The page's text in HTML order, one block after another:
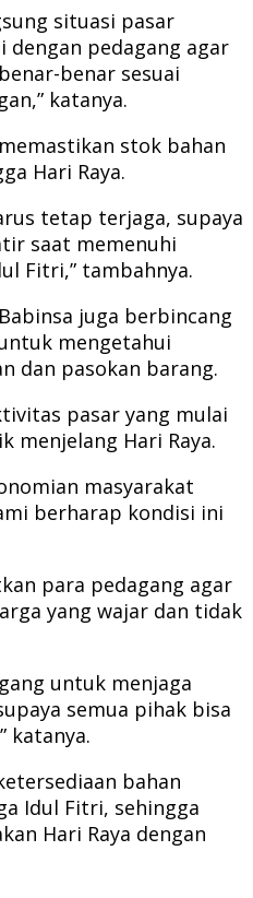
situasi pasar
dengan pedagang agar
benar sesuai
katanya.
stok bahan
Hari Raya.
tetap terjaga, supaya
saat memenuhi
Fitri,” tambahnya.
juga berbincang
mengetahui
dan pasokan barang.
pasar yang mulai
menjelang Hari Raya.
masyarakat
berharap kondisi ini
para pedagang agar
yang wajar dan tidak
untuk menjaga
semua pihak bisa
katanya.
bahan
Idul Fitri, sehingga
Hari Raya dengan